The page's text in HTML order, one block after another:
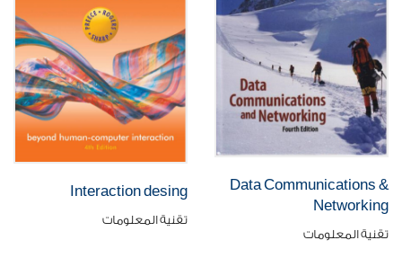
Data Communications &
Networking
تقنية المعلومات
Interaction desing
تقنية المعلومات